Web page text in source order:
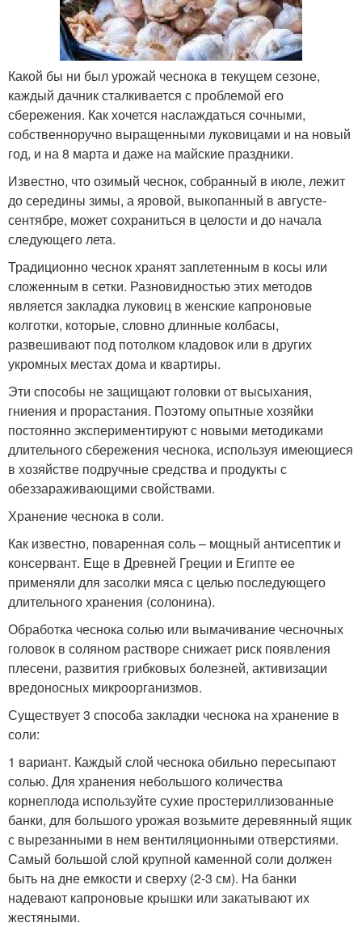
Какой бы ни был урожай чеснока в текущем сезоне,
каждый дачник сталкивается с проблемой его
сбережения. Как хочется наслаждаться сочными,
собственноручно выращенными луковицами и на новый
год, и на 8 марта и даже на майские праздники.
Известно, что озимый чеснок, собранный в июле, лежит
до середины зимы, а яровой, выкопанный в августе-
сентябре, может сохраниться в целости и до начала
следующего лета.
Традиционно чеснок хранят заплетенным в косы или
сложенным в сетки. Разновидностью этих методов
является закладка луковиц в женские капроновые
колготки, которые, словно длинные колбасы,
развешивают под потолком кладовок или в других
укромных местах дома и квартиры.
Эти способы не защищают головки от высыхания,
гниения и прорастания. Поэтому опытные хозяйки
постоянно экспериментируют с новыми методиками
длительного сбережения чеснока, используя имеющиеся
в хозяйстве подручные средства и продукты с
обеззараживающими свойствами.
Хранение чеснока в соли.
Как известно, поваренная соль – мощный антисептик и
консервант. Еще в Древней Греции и Египте ее
применяли для засолки мяса с целью последующего
длительного хранения (солонина).
Обработка чеснока солью или вымачивание чесночных
головок в соляном растворе снижает риск появления
плесени, развития грибковых болезней, активизации
вредоносных микроорганизмов.
Существует 3 способа закладки чеснока на хранение в
соли:
1 вариант. Каждый слой чеснока обильно пересыпают
солью. Для хранения небольшого количества
корнеплода используйте сухие простериллизованные
банки, для большого урожая возьмите деревянный ящик
с вырезанными в нем вентиляционными отверстиями.
Самый большой слой крупной каменной соли должен
быть на дне емкости и сверху (2-3 см). На банки
надевают капроновые крышки или закатывают их
жестяными.